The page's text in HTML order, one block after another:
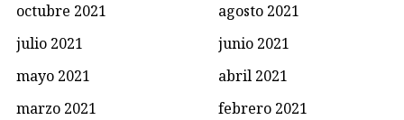
octubre 2021
agosto 2021
julio 2021
junio 2021
mayo 2021
abril 2021
marzo 2021
febrero 2021